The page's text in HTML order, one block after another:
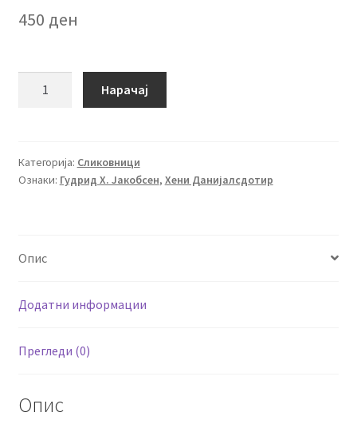
450 ден
количина
Нарачај
Категорија: Сликовници
Ознаки: Гудрид Х. Јакобсен, Хени Данијалсдотир
Опис
Додатни информации
Прегледи (0)
Опис